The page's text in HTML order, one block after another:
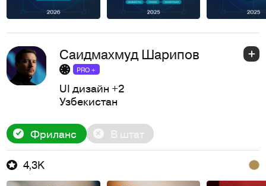
Саидмахмуд Шарипов
PRO +
UI дизайн +2
Узбекистан
Фриланс В штат
4,3K